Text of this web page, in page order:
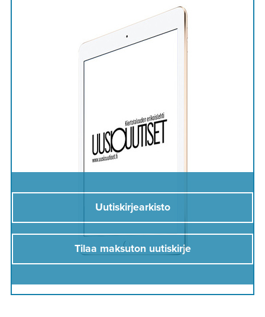
Uutiskirjearkisto
Tilaa maksuton uutiskirje